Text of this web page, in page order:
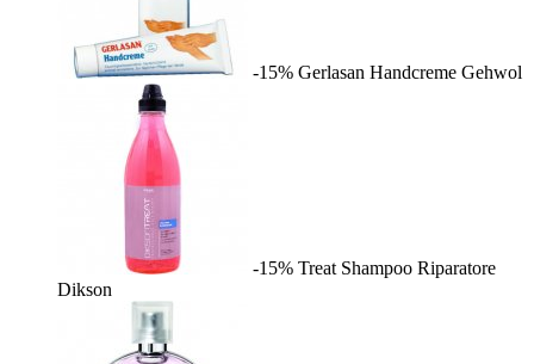
-15% Gerlasan Handcreme Gehwol
-15% Treat Shampoo Riparatore
Dikson